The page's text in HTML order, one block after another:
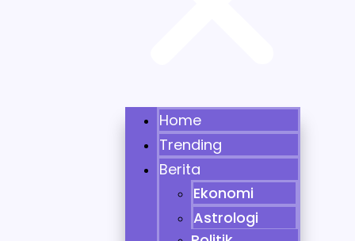
Home
Trending
Berita
Ekonomi
Astrologi